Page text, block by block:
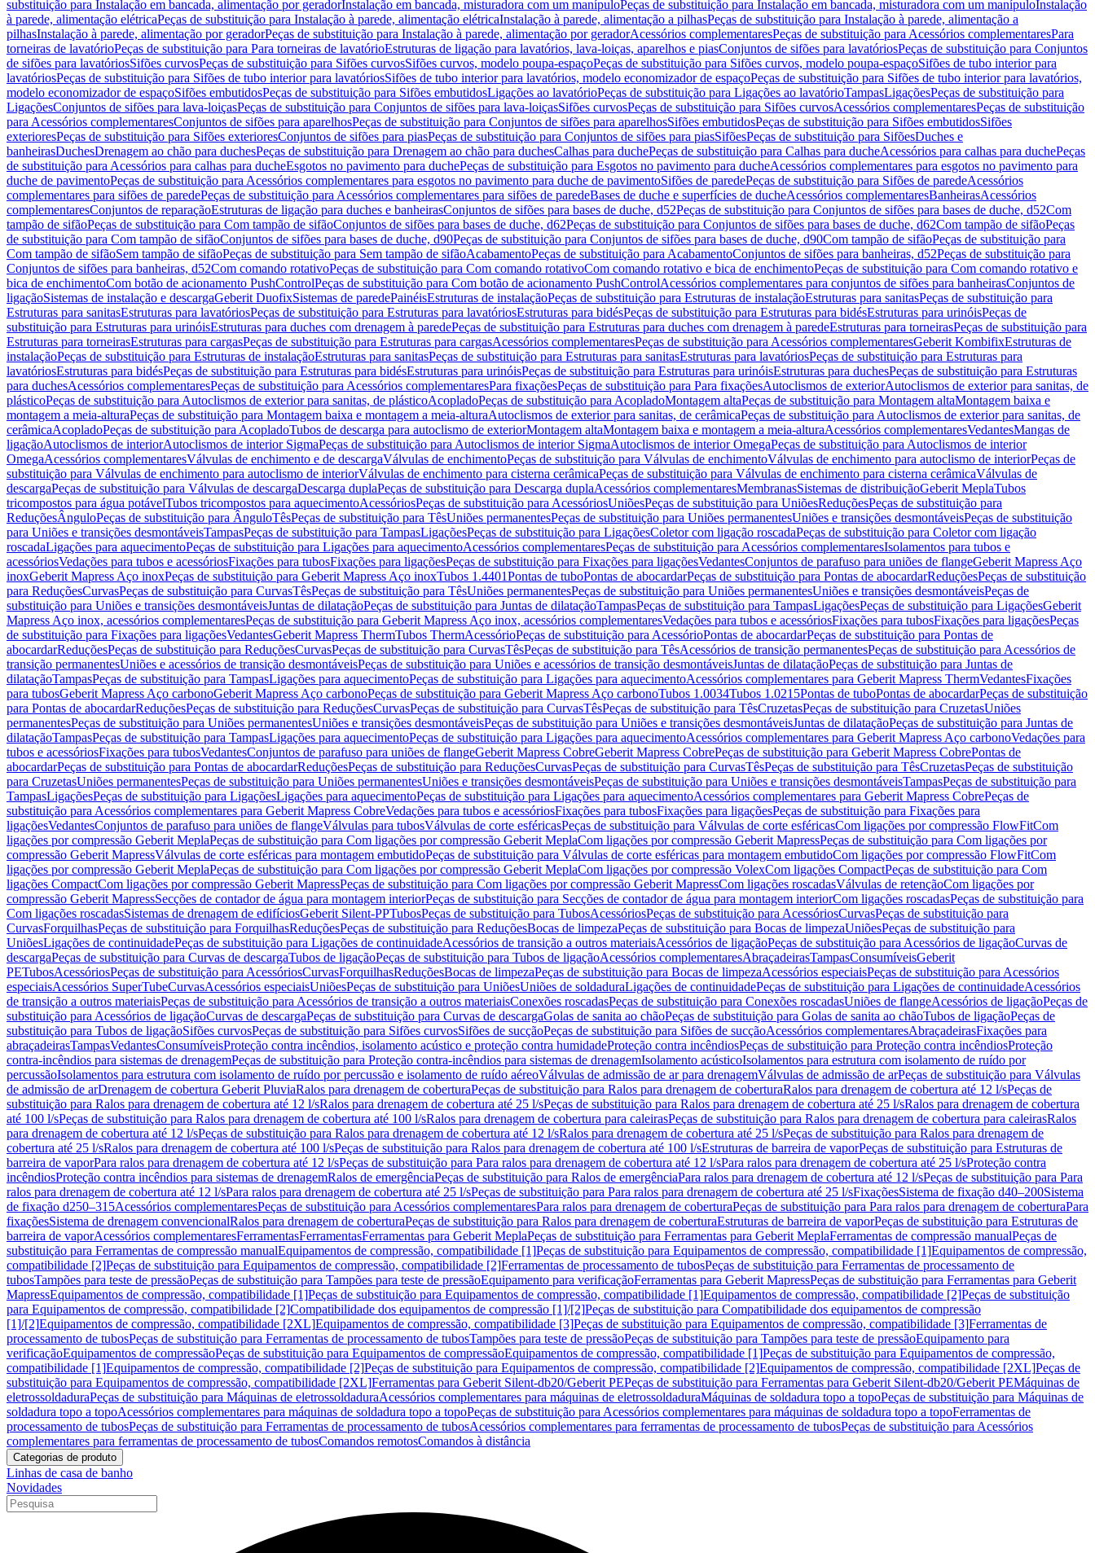
substituição para Instalação em bancada, alimentação por geradorInstalação em bancada, misturadora com um manípuloPeças de substituição para Instalação em bancada, misturadora com um manípuloInstalação
à parede, alimentação elétricaPeças de substituição para Instalação à parede, alimentação elétricaInstalação à parede, alimentação a pilhasPeças de substituição para Instalação à parede, alimentação a
pilhasInstalação à parede, alimentação por geradorPeças de substituição para Instalação à parede, alimentação por geradorAcessórios complementaresPeças de substituição para Acessórios complementaresPara
torneiras de lavatórioPeças de substituição para Para torneiras de lavatórioEstruturas de ligação para lavatórios, lava-loiças, aparelhos e piasConjuntos de sifões para lavatóriosPeças de substituição para Conjuntos
de sifões para lavatóriosSifões curvosPeças de substituição para Sifões curvosSifões curvos, modelo poupa-espaçoPeças de substituição para Sifões curvos, modelo poupa-espaçoSifões de tubo interior para
lavatóriosPeças de substituição para Sifões de tubo interior para lavatóriosSifões de tubo interior para lavatórios, modelo economizador de espaçoPeças de substituição para Sifões de tubo interior para lavatórios,
modelo economizador de espaçoSifões embutidosPeças de substituição para Sifões embutidosLigações ao lavatórioPeças de substituição para Ligações ao lavatórioTampasLigaçõesPeças de substituição para
LigaçõesConjuntos de sifões para lava-loiçasPeças de substituição para Conjuntos de sifões para lava-loiçasSifões curvosPeças de substituição para Sifões curvosAcessórios complementaresPeças de substituição
para Acessórios complementaresConjuntos de sifões para aparelhosPeças de substituição para Conjuntos de sifões para aparelhosSifões embutidosPeças de substituição para Sifões embutidosSifões
exterioresPeças de substituição para Sifões exterioresConjuntos de sifões para piasPeças de substituição para Conjuntos de sifões para piasSifõesPeças de substituição para SifõesDuches e
banheirasDuchesDrenagem ao chão para duchesPeças de substituição para Drenagem ao chão para duchesCalhas para duchePeças de substituição para Calhas para ducheAcessórios para calhas para duchePeças
de substituição para Acessórios para calhas para ducheEsgotos no pavimento para duchePeças de substituição para Esgotos no pavimento para ducheAcessórios complementares para esgotos no pavimento para
duche de pavimentoPeças de substituição para Acessórios complementares para esgotos no pavimento para duche de pavimentoSifões de paredePeças de substituição para Sifões de paredeAcessórios
complementares para sifões de paredePeças de substituição para Acessórios complementares para sifões de paredeBases de duche e superfícies de ducheAcessórios complementaresBanheirasAcessórios
complementaresConjuntos de reparaçãoEstruturas de ligação para duches e banheirasConjuntos de sifões para bases de duche, d52Peças de substituição para Conjuntos de sifões para bases de duche, d52Com
tampão de sifãoPeças de substituição para Com tampão de sifãoConjuntos de sifões para bases de duche, d62Peças de substituição para Conjuntos de sifões para bases de duche, d62Com tampão de sifãoPeças
de substituição para Com tampão de sifãoConjuntos de sifões para bases de duche, d90Peças de substituição para Conjuntos de sifões para bases de duche, d90Com tampão de sifãoPeças de substituição para
Com tampão de sifãoSem tampão de sifãoPeças de substituição para Sem tampão de sifãoAcabamentoPeças de substituição para AcabamentoConjuntos de sifões para banheiras, d52Peças de substituição para
Conjuntos de sifões para banheiras, d52Com comando rotativoPeças de substituição para Com comando rotativoCom comando rotativo e bica de enchimentoPeças de substituição para Com comando rotativo e
bica de enchimentoCom botão de acionamento PushControlPeças de substituição para Com botão de acionamento PushControlAcessórios complementares para conjuntos de sifões para banheirasConjuntos de
ligaçãoSistemas de instalação e descargaGeberit DuofixSistemas de paredePainéisEstruturas de instalaçãoPeças de substituição para Estruturas de instalaçãoEstruturas para sanitasPeças de substituição para
Estruturas para sanitasEstruturas para lavatóriosPeças de substituição para Estruturas para lavatóriosEstruturas para bidésPeças de substituição para Estruturas para bidésEstruturas para urinóisPeças de
substituição para Estruturas para urinóisEstruturas para duches com drenagem à paredePeças de substituição para Estruturas para duches com drenagem à paredeEstruturas para torneirasPeças de substituição para
Estruturas para torneirasEstruturas para cargasPeças de substituição para Estruturas para cargasAcessórios complementaresPeças de substituição para Acessórios complementaresGeberit KombifixEstruturas de
instalaçãoPeças de substituição para Estruturas de instalaçãoEstruturas para sanitasPeças de substituição para Estruturas para sanitasEstruturas para lavatóriosPeças de substituição para Estruturas para
lavatóriosEstruturas para bidésPeças de substituição para Estruturas para bidésEstruturas para urinóisPeças de substituição para Estruturas para urinóisEstruturas para duchesPeças de substituição para Estruturas
para duchesAcessórios complementaresPeças de substituição para Acessórios complementaresPara fixaçõesPeças de substituição para Para fixaçõesAutoclismos de exteriorAutoclismos de exterior para sanitas, de
plásticoPeças de substituição para Autoclismos de exterior para sanitas, de plásticoAcopladoPeças de substituição para AcopladoMontagem altaPeças de substituição para Montagem altaMontagem baixa e
montagem a meia-alturaPeças de substituição para Montagem baixa e montagem a meia-alturaAutoclismos de exterior para sanitas, de cerâmicaPeças de substituição para Autoclismos de exterior para sanitas, de
cerâmicaAcopladoPeças de substituição para AcopladoTubos de descarga para autoclismo de exteriorMontagem altaMontagem baixa e montagem a meia-alturaAcessórios complementaresVedantesMangas de
ligaçãoAutoclismos de interiorAutoclismos de interior SigmaPeças de substituição para Autoclismos de interior SigmaAutoclismos de interior OmegaPeças de substituição para Autoclismos de interior
OmegaAcessórios complementaresVálvulas de enchimento e de descargaVálvulas de enchimentoPeças de substituição para Válvulas de enchimentoVálvulas de enchimento para autoclismo de interiorPeças de
substituição para Válvulas de enchimento para autoclismo de interiorVálvulas de enchimento para cisterna cerâmicaPeças de substituição para Válvulas de enchimento para cisterna cerâmicaVálvulas de
descargaPeças de substituição para Válvulas de descargaDescarga duplaPeças de substituição para Descarga duplaAcessórios complementaresMembranasSistemas de distribuiçãoGeberit MeplaTubos
tricompostos para água potávelTubos tricompostos para aquecimentoAcessóriosPeças de substituição para AcessóriosUniõesPeças de substituição para UniõesReduçõesPeças de substituição para
ReduçõesÂnguloPeças de substituição para ÂnguloTêsPeças de substituição para TêsUniões permanentesPeças de substituição para Uniões permanentesUniões e transições desmontáveisPeças de substituição
para Uniões e transições desmontáveisTampasPeças de substituição para TampasLigaçõesPeças de substituição para LigaçõesColetor com ligação roscadaPeças de substituição para Coletor com ligação
roscadaLigações para aquecimentoPeças de substituição para Ligações para aquecimentoAcessórios complementaresPeças de substituição para Acessórios complementaresIsolamentos para tubos e
acessóriosVedações para tubos e acessóriosFixações para tubosFixações para ligaçõesPeças de substituição para Fixações para ligaçõesVedantesConjuntos de parafuso para uniões de flangeGeberit Mapress Aço
inoxGeberit Mapress Aço inoxPeças de substituição para Geberit Mapress Aço inoxTubos 1.4401Pontas de tuboPontas de abocardarPeças de substituição para Pontas de abocardarReduçõesPeças de substituição
para ReduçõesCurvasPeças de substituição para CurvasTêsPeças de substituição para TêsUniões permanentesPeças de substituição para Uniões permanentesUniões e transições desmontáveisPeças de
substituição para Uniões e transições desmontáveisJuntas de dilataçãoPeças de substituição para Juntas de dilataçãoTampasPeças de substituição para TampasLigaçõesPeças de substituição para LigaçõesGeberit
Mapress Aço inox, acessórios complementaresPeças de substituição para Geberit Mapress Aço inox, acessórios complementaresVedações para tubos e acessóriosFixações para tubosFixações para ligaçõesPeças
de substituição para Fixações para ligaçõesVedantesGeberit Mapress ThermTubos ThermAcessórioPeças de substituição para AcessórioPontas de abocardarPeças de substituição para Pontas de
abocardarReduçõesPeças de substituição para ReduçõesCurvasPeças de substituição para CurvasTêsPeças de substituição para TêsAcessórios de transição permanentesPeças de substituição para Acessórios de
transição permanentesUniões e acessórios de transição desmontáveisPeças de substituição para Uniões e acessórios de transição desmontáveisJuntas de dilataçãoPeças de substituição para Juntas de
dilataçãoTampasPeças de substituição para TampasLigações para aquecimentoPeças de substituição para Ligações para aquecimentoAcessórios complementares para Geberit Mapress ThermVedantesFixações
para tubosGeberit Mapress Aço carbonoGeberit Mapress Aço carbonoPeças de substituição para Geberit Mapress Aço carbonoTubos 1.0034Tubos 1.0215Pontas de tuboPontas de abocardarPeças de substituição
para Pontas de abocardarReduçõesPeças de substituição para ReduçõesCurvasPeças de substituição para CurvasTêsPeças de substituição para TêsCruzetasPeças de substituição para CruzetasUniões
permanentesPeças de substituição para Uniões permanentesUniões e transições desmontáveisPeças de substituição para Uniões e transições desmontáveisJuntas de dilataçãoPeças de substituição para Juntas de
dilataçãoTampasPeças de substituição para TampasLigações para aquecimentoPeças de substituição para Ligações para aquecimentoAcessórios complementares para Geberit Mapress Aço carbonoVedações para
tubos e acessóriosFixações para tubosVedantesConjuntos de parafuso para uniões de flangeGeberit Mapress CobreGeberit Mapress CobrePeças de substituição para Geberit Mapress CobrePontas de
abocardarPeças de substituição para Pontas de abocardarReduçõesPeças de substituição para ReduçõesCurvasPeças de substituição para CurvasTêsPeças de substituição para TêsCruzetasPeças de substituição
para CruzetasUniões permanentesPeças de substituição para Uniões permanentesUniões e transições desmontáveisPeças de substituição para Uniões e transições desmontáveisTampasPeças de substituição para
TampasLigaçõesPeças de substituição para LigaçõesLigações para aquecimentoPeças de substituição para Ligações para aquecimentoAcessórios complementares para Geberit Mapress CobrePeças de
substituição para Acessórios complementares para Geberit Mapress CobreVedações para tubos e acessóriosFixações para tubosFixações para ligaçõesPeças de substituição para Fixações para
ligaçõesVedantesConjuntos de parafuso para uniões de flangeVálvulas para tubosVálvulas de corte esféricasPeças de substituição para Válvulas de corte esféricasCom ligações por compressão FlowFitCom
ligações por compressão Geberit MeplaPeças de substituição para Com ligações por compressão Geberit MeplaCom ligações por compressão Geberit MapressPeças de substituição para Com ligações por
compressão Geberit MapressVálvulas de corte esféricas para montagem embutidoPeças de substituição para Válvulas de corte esféricas para montagem embutidoCom ligações por compressão FlowFitCom
ligações por compressão Geberit MeplaPeças de substituição para Com ligações por compressão Geberit MeplaCom ligações por compressão VolexCom ligações CompactPeças de substituição para Com
ligações CompactCom ligações por compressão Geberit MapressPeças de substituição para Com ligações por compressão Geberit MapressCom ligações roscadasVálvulas de retençãoCom ligações por
compressão Geberit MapressSecções de contador de água para montagem interiorPeças de substituição para Secções de contador de água para montagem interiorCom ligações roscadasPeças de substituição para
Com ligações roscadasSistemas de drenagem de edifíciosGeberit Silent-PPTubosPeças de substituição para TubosAcessóriosPeças de substituição para AcessóriosCurvasPeças de substituição para
CurvasForquilhasPeças de substituição para ForquilhasReduçõesPeças de substituição para ReduçõesBocas de limpezaPeças de substituição para Bocas de limpezaUniõesPeças de substituição para
UniõesLigações de continuidadePeças de substituição para Ligações de continuidadeAcessórios de transição a outros materiaisAcessórios de ligaçãoPeças de substituição para Acessórios de ligaçãoCurvas de
descargaPeças de substituição para Curvas de descargaTubos de ligaçãoPeças de substituição para Tubos de ligaçãoAcessórios complementaresAbraçadeirasTampasConsumíveisGeberit
PETubosAcessóriosPeças de substituição para AcessóriosCurvasForquilhasReduçõesBocas de limpezaPeças de substituição para Bocas de limpezaAcessórios especiaisPeças de substituição para Acessórios
especiaisAcessórios SuperTubeCurvasAcessórios especiaisUniõesPeças de substituição para UniõesUniões de soldaduraLigações de continuidadePeças de substituição para Ligações de continuidadeAcessórios
de transição a outros materiaisPeças de substituição para Acessórios de transição a outros materiaisConexões roscadasPeças de substituição para Conexões roscadasUniões de flangeAcessórios de ligaçãoPeças de
substituição para Acessórios de ligaçãoCurvas de descargaPeças de substituição para Curvas de descargaGolas de sanita ao chãoPeças de substituição para Golas de sanita ao chãoTubos de ligaçãoPeças de
substituição para Tubos de ligaçãoSifões curvosPeças de substituição para Sifões curvosSifões de sucçãoPeças de substituição para Sifões de sucçãoAcessórios complementaresAbraçadeirasFixações para
abraçadeirasTampasVedantesConsumíveisProteção contra incêndios, isolamento acústico e proteção contra humidadeProteção contra incêndiosPeças de substituição para Proteção contra incêndiosProteção
contra-incêndios para sistemas de drenagemPeças de substituição para Proteção contra-incêndios para sistemas de drenagemIsolamento acústicoIsolamentos para estrutura com isolamento de ruído por
percussãoIsolamentos para estrutura com isolamento de ruído por percussão e isolamento de ruído aéreoVálvulas de admissão de ar para drenagemVálvulas de admissão de arPeças de substituição para Válvulas
de admissão de arDrenagem de cobertura Geberit PluviaRalos para drenagem de coberturaPeças de substituição para Ralos para drenagem de coberturaRalos para drenagem de cobertura até 12 l/sPeças de
substituição para Ralos para drenagem de cobertura até 12 l/sRalos para drenagem de cobertura até 25 l/sPeças de substituição para Ralos para drenagem de cobertura até 25 l/sRalos para drenagem de cobertura
até 100 l/sPeças de substituição para Ralos para drenagem de cobertura até 100 l/sRalos para drenagem de cobertura para caleirasPeças de substituição para Ralos para drenagem de cobertura para caleirasRalos
para drenagem de cobertura até 12 l/sPeças de substituição para Ralos para drenagem de cobertura até 12 l/sRalos para drenagem de cobertura até 25 l/sPeças de substituição para Ralos para drenagem de
cobertura até 25 l/sRalos para drenagem de cobertura até 100 l/sPeças de substituição para Ralos para drenagem de cobertura até 100 l/sEstruturas de barreira de vaporPeças de substituição para Estruturas de
barreira de vaporPara ralos para drenagem de cobertura até 12 l/sPeças de substituição para Para ralos para drenagem de cobertura até 12 l/sPara ralos para drenagem de cobertura até 25 l/sProteção contra
incêndiosProteção contra incêndios para sistemas de drenagemRalos de emergênciaPeças de substituição para Ralos de emergênciaPara ralos para drenagem de cobertura até 12 l/sPeças de substituição para Para
ralos para drenagem de cobertura até 12 l/sPara ralos para drenagem de cobertura até 25 l/sPeças de substituição para Para ralos para drenagem de cobertura até 25 l/sFixaçõesSistema de fixação d40–200Sistema
de fixação d250–315Acessórios complementaresPeças de substituição para Acessórios complementaresPara ralos para drenagem de coberturaPeças de substituição para Para ralos para drenagem de coberturaPara
fixaçõesSistema de drenagem convencionalRalos para drenagem de coberturaPeças de substituição para Ralos para drenagem de coberturaEstruturas de barreira de vaporPeças de substituição para Estruturas de
barreira de vaporAcessórios complementaresFerramentasFerramentasFerramentas para Geberit MeplaPeças de substituição para Ferramentas para Geberit MeplaFerramentas de compressão manualPeças de
substituição para Ferramentas de compressão manualEquipamentos de compressão, compatibilidade [1]Peças de substituição para Equipamentos de compressão, compatibilidade [1]Equipamentos de compressão,
compatibilidade [2]Peças de substituição para Equipamentos de compressão, compatibilidade [2]Ferramentas de processamento de tubosPeças de substituição para Ferramentas de processamento de
tubosTampões para teste de pressãoPeças de substituição para Tampões para teste de pressãoEquipamento para verificaçãoFerramentas para Geberit MapressPeças de substituição para Ferramentas para Geberit
MapressEquipamentos de compressão, compatibilidade [1]Peças de substituição para Equipamentos de compressão, compatibilidade [1]Equipamentos de compressão, compatibilidade [2]Peças de substituição
para Equipamentos de compressão, compatibilidade [2]Compatibilidade dos equipamentos de compressão [1]/[2]Peças de substituição para Compatibilidade dos equipamentos de compressão
[1]/[2]Equipamentos de compressão, compatibilidade [2XL]Equipamentos de compressão, compatibilidade [3]Peças de substituição para Equipamentos de compressão, compatibilidade [3]Ferramentas de
processamento de tubosPeças de substituição para Ferramentas de processamento de tubosTampões para teste de pressãoPeças de substituição para Tampões para teste de pressãoEquipamento para
verificaçãoEquipamentos de compressãoPeças de substituição para Equipamentos de compressãoEquipamentos de compressão, compatibilidade [1]Peças de substituição para Equipamentos de compressão,
compatibilidade [1]Equipamentos de compressão, compatibilidade [2]Peças de substituição para Equipamentos de compressão, compatibilidade [2]Equipamentos de compressão, compatibilidade [2XL]Peças de
substituição para Equipamentos de compressão, compatibilidade [2XL]Ferramentas para Geberit Silent-db20/Geberit PEPeças de substituição para Ferramentas para Geberit Silent-db20/Geberit PEMáquinas de
eletrossoldaduraPeças de substituição para Máquinas de eletrossoldaduraAcessórios complementares para máquinas de eletrossoldaduraMáquinas de soldadura topo a topoPeças de substituição para Máquinas de
soldadura topo a topoAcessórios complementares para máquinas de soldadura topo a topoPeças de substituição para Acessórios complementares para máquinas de soldadura topo a topoFerramentas de
processamento de tubosPeças de substituição para Ferramentas de processamento de tubosAcessórios complementares para ferramentas de processamento de tubosPeças de substituição para Acessórios
complementares para ferramentas de processamento de tubosComandos remotosComandos à distância
Categorias de produto
Linhas de casa de banho
Novidades